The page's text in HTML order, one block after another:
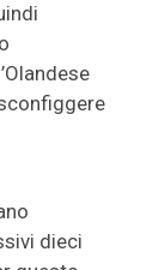
dieci